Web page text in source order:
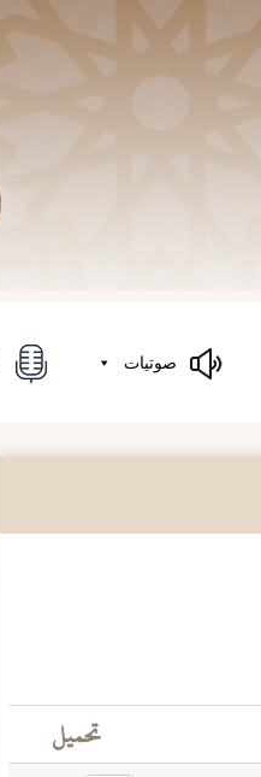
صوتيات
تحميل